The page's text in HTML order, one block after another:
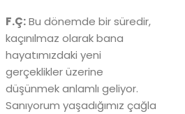
F.Ç:Bu dönemde bir süredir,
kaçınılmaz olarak bana
hayatımızdaki yeni
gerçeklikler üzerine
düşünmek anlamlı geliyor.
Sanıyorum yaşadığımız çağla